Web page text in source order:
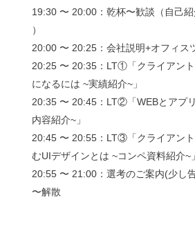
19:30 〜 20:00：乾杯〜歓談（自己
）
20:00 〜 20:25：会社説明+オフィス
20:25 〜 20:35：LT①「クライアン
になるには ~実績紹介~」
20:35 〜 20:45：LT②「WEBとアプ
内容紹介~」
20:45 〜 20:55：LT③「クライアン
むUIデザインとは ~コンペ資料紹介~」
20:55 〜 21:00：選考のご案内(少し
〜解散